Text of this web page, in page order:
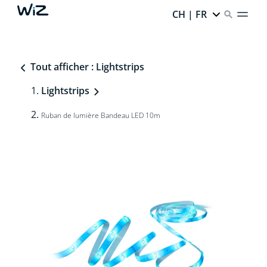
CH | FR
Tout afficher : Lightstrips
Lightstrips
Ruban de lumière Bandeau LED 10m